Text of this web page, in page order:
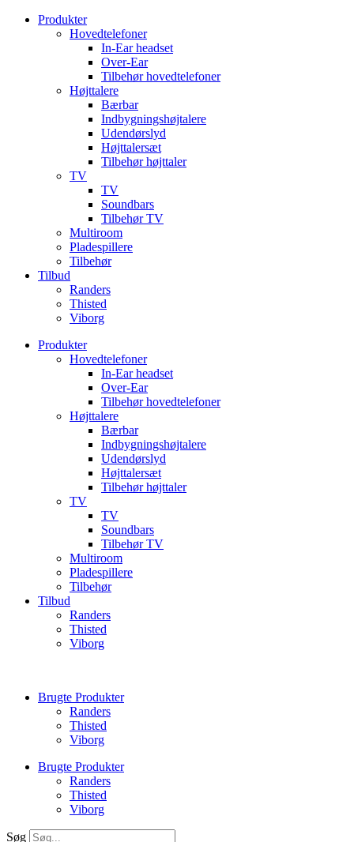
VidereProdukter
Hovedtelefoner
In-Ear headset
Over-Ear
Tilbehør hovedtelefoner
Højttalere
Bærbar
Indbygningshøjtalere
Udendørslyd
Højttalersæt
Tilbehør højttaler
TV
TV
Soundbars
Tilbehør TV
Multiroom
Pladespillere
Tilbehør
Tilbud
Randers
Thisted
Viborg
Produkter
Hovedtelefoner
In-Ear headset
Over-Ear
Tilbehør hovedtelefoner
Højttalere
Bærbar
Indbygningshøjtalere
Udendørslyd
Højttalersæt
Tilbehør højttaler
TV
TV
Soundbars
Tilbehør TV
Multiroom
Pladespillere
Tilbehør
Tilbud
Randers
Thisted
Viborg
Brugte Produkter
Randers
Thisted
Viborg
Brugte Produkter
Randers
Thisted
Viborg
Søg